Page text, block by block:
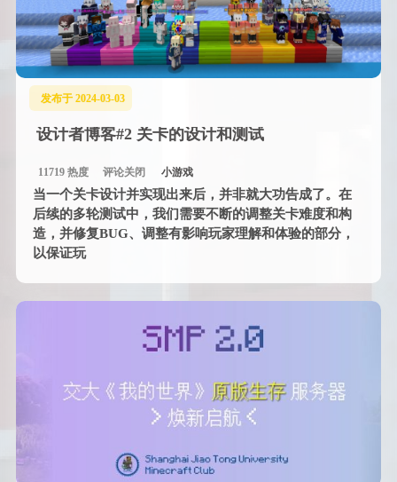
发布于 2024-03-03
设计者博客#2 关卡的设计和测试
11719 热度 评论关闭 小游戏
当一个关卡设计并实现出来后，并非就大功告成了。在
后续的多轮测试中，我们需要不断的调整关卡难度和构
造，并修复BUG、调整有影响玩家理解和体验的部分，
以保证玩